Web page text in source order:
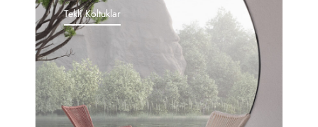
Tekli Koltuklar